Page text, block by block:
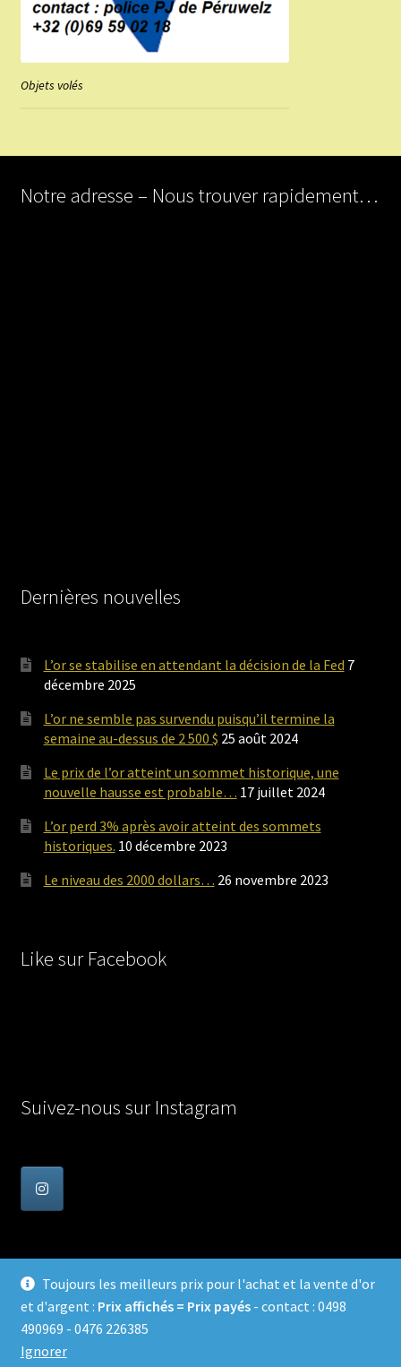
Toujours les meilleurs prix pour l'achat et la vente d'or
et d'argent : Prix affichés = Prix payés- contact : 0498
490969 - 0476 226385
Ignorer
Objets volés
Notre adresse – Nous trouver rapidement…
Dernières nouvelles
L’or se stabilise en attendant la décision de la Fed 7
décembre 2025
L’or ne semble pas survendu puisqu’il termine la
semaine au-dessus de 2 500 $ 25 août 2024
Le prix de l’or atteint un sommet historique, une
nouvelle hausse est probable… 17 juillet 2024
L’or perd 3% après avoir atteint des sommets
historiques. 10 décembre 2023
Le niveau des 2000 dollars… 26 novembre 2023
Like sur Facebook
Suivez-nous sur Instagram
© Achat Or en Belgique 2026
Confidentialité
Built with WooCommerce